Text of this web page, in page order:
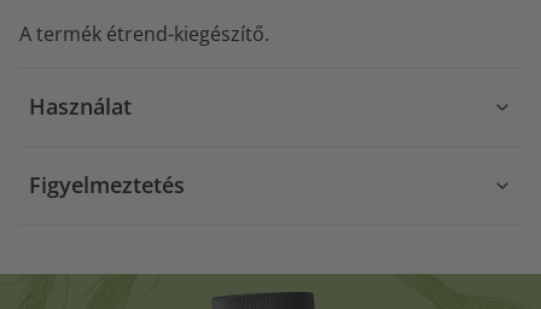
A termék étrend-kiegészítő.
Használat
Figyelmeztetés